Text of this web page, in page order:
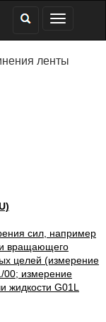
ленты
сил, например
вращающего
целей (измерение
00; измерение
жидкости G01L